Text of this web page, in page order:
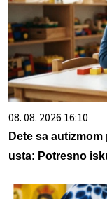
08. 08. 2026 16:10
Dete sa
usta: Potresno